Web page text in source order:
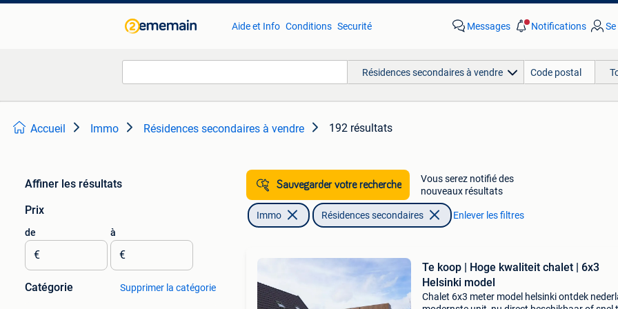
Aide et Info Conditions Securité Messages Notifications
Résidences secondaires à vendre
Accueil Immo Résidences secondaires à vendre 192 résultats
Affiner les résultats
Prix
de
€
à
€
Catégorie Supprimer la catégorie
Sauvegarder votre recherche
Vous serez notifié des
nouveaux résultats
Immo Résidences secondaires Enlever les filtres
Te koop | Hoge kwaliteit chalet | 6x3
Helsinki model
Chalet 6x3 meter model helsinki ontdek